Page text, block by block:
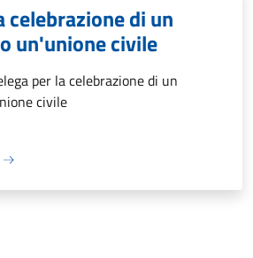
celebrazione di un
un'unione civile
per la celebrazione di un
civile